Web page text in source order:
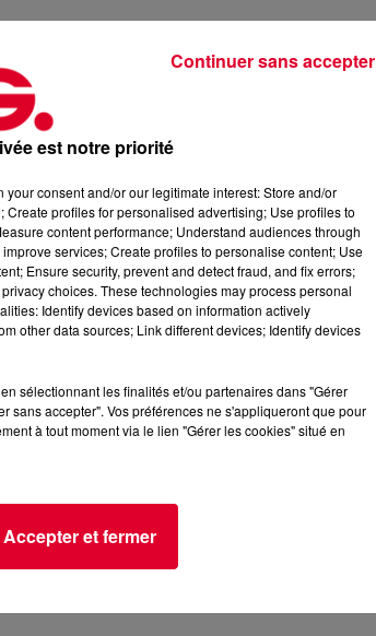
eu ces derniers mois dans le
partout dans le monde…
Timece mois-ci.
est notre priorité
consent and/or our legitimate interest: Store and/or
profiles for personalised advertising; Use profiles to
content performance; Understand audiences through
services; Create profiles to personalise content; Use
Ensure security, prevent and detect fraud, and fix errors;
choices. These technologies may process personal
Identify devices based on information actively
other data sources; Link different devices; Identify devices
sélectionnant les finalités et/ou partenaires dans "Gérer
sans accepter". Vos préférences ne s'appliqueront que pour
à tout moment via le lien "Gérer les cookies" situé en
Accepter et fermer
Continuer sans accepter